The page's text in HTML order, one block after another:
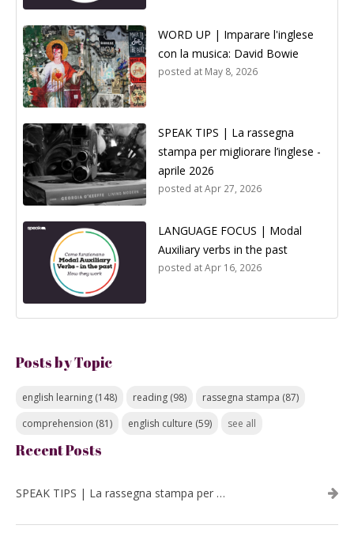
WORD UP | Imparare l'inglese
con la musica: David Bowie
posted at May 8, 2026
SPEAK TIPS | La rassegna
stampa per migliorare l’inglese -
aprile 2026
posted atApr 27, 2026
LANGUAGE FOCUS | Modal
Auxiliary verbs in the past
posted atApr 16, 2026
Posts by Topic
english learning (148) reading (98) rassegna stampa (87)
comprehension (81) english culture (59) see all
Recent Posts
SPEAK TIPS | La rassegna stampa per migliorare l’inglese - luglio 2026